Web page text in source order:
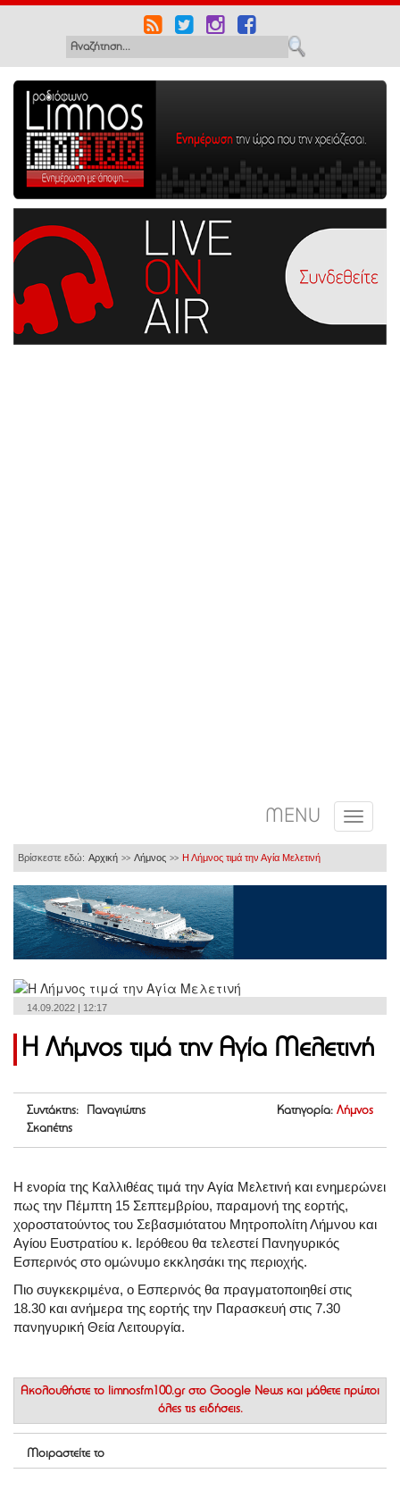
MENU
Βρίσκεστε εδώ: Αρχική >> Λήμνος >> Η Λήμνος τιμά την Αγία Μελετινή
14.09.2022 | 12:17
Η Λήμνος τιμά την Αγία Μελετινή
Συντάκτης: Παναγιώτης
Σκαπέτης
Κατηγορία: Λήμνος
Η ενορία της Καλλιθέας τιμά την Αγία Μελετινή και ενημερώνει
πως την Πέμπτη 15 Σεπτεμβρίου, παραμονή της εορτής,
χοροστατούντος του Σεβασμιότατου Μητροπολίτη Λήμνου και
Αγίου Ευστρατίου κ. Ιερόθεου θα τελεστεί Πανηγυρικός
Εσπερινός στο ομώνυμο εκκλησάκι της περιοχής.
Πιο συγκεκριμένα, ο Εσπερινός θα πραγματοποιηθεί στις
18.30 και ανήμερα της εορτής την Παρασκευή στις 7.30
πανηγυρική Θεία Λειτουργία.
Ακολουθήστε το limnosfm100.gr στο Google News και μάθετε πρώτοι
όλες τις ειδήσεις.
Μοιραστείτε το